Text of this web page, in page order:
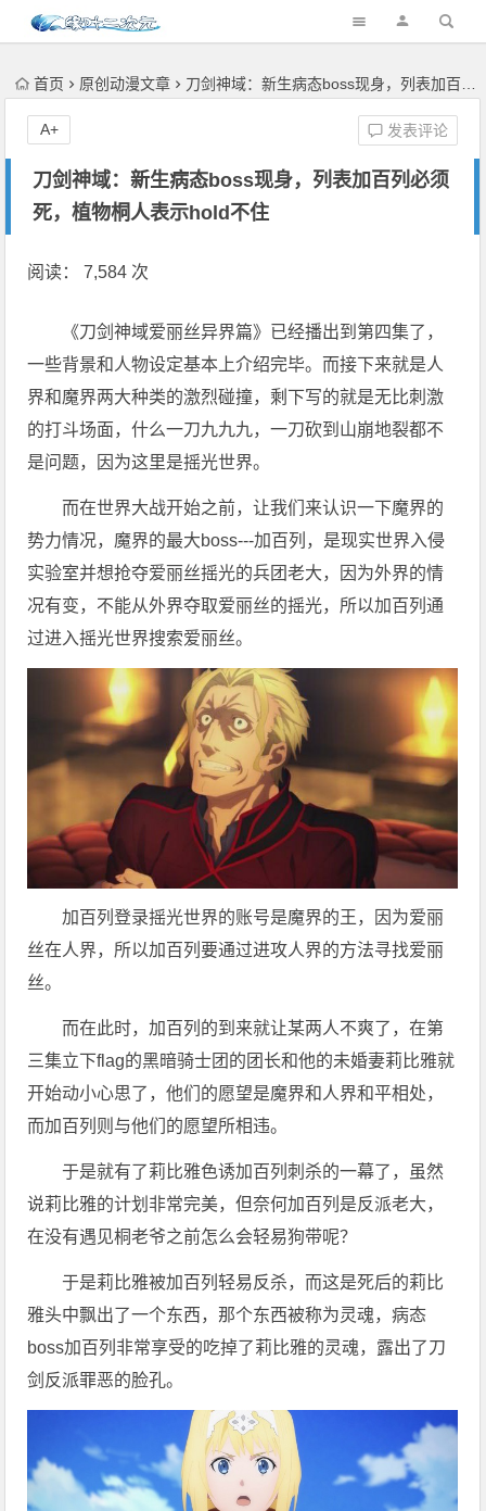
首页 原创动漫文章 刀剑神域：新生病态boss现身，列表加百列必须死，植物桐人表示hold不住
刀剑神域：新生病态boss现身，列表加百列必须
死，植物桐人表示hold不住
发表评论
A+
阅读： 7,584 次
《刀剑神域爱丽丝异界篇》已经播出到第四集了，
一些背景和人物设定基本上介绍完毕。而接下来就是人
界和魔界两大种类的激烈碰撞，剩下写的就是无比刺激
的打斗场面，什么一刀九九九，一刀砍到山崩地裂都不
是问题，因为这里是摇光世界。
而在世界大战开始之前，让我们来认识一下魔界的
势力情况，魔界的最大boss---加百列，是现实世界入侵
实验室并想抢夺爱丽丝摇光的兵团老大，因为外界的情
况有变，不能从外界夺取爱丽丝的摇光，所以加百列通
过进入摇光世界搜索爱丽丝。
加百列登录摇光世界的账号是魔界的王，因为爱丽
丝在人界，所以加百列要通过进攻人界的方法寻找爱丽
丝。
而在此时，加百列的到来就让某两人不爽了，在第
三集立下flag的黑暗骑士团的团长和他的未婚妻莉比雅就
开始动小心思了，他们的愿望是魔界和人界和平相处，
而加百列则与他们的愿望所相违。
于是就有了莉比雅色诱加百列刺杀的一幕了，虽然
说莉比雅的计划非常完美，但奈何加百列是反派老大，
在没有遇见桐老爷之前怎么会轻易狗带呢？
于是莉比雅被加百列轻易反杀，而这是死后的莉比
雅头中飘出了一个东西，那个东西被称为灵魂，病态
boss加百列非常享受的吃掉了莉比雅的灵魂，露出了刀
剑反派罪恶的脸孔。